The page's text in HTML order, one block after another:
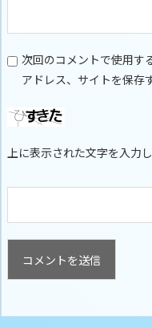
次回のコメントで使用す
アドレス、サイトを保存
上に表示された文字を入力し